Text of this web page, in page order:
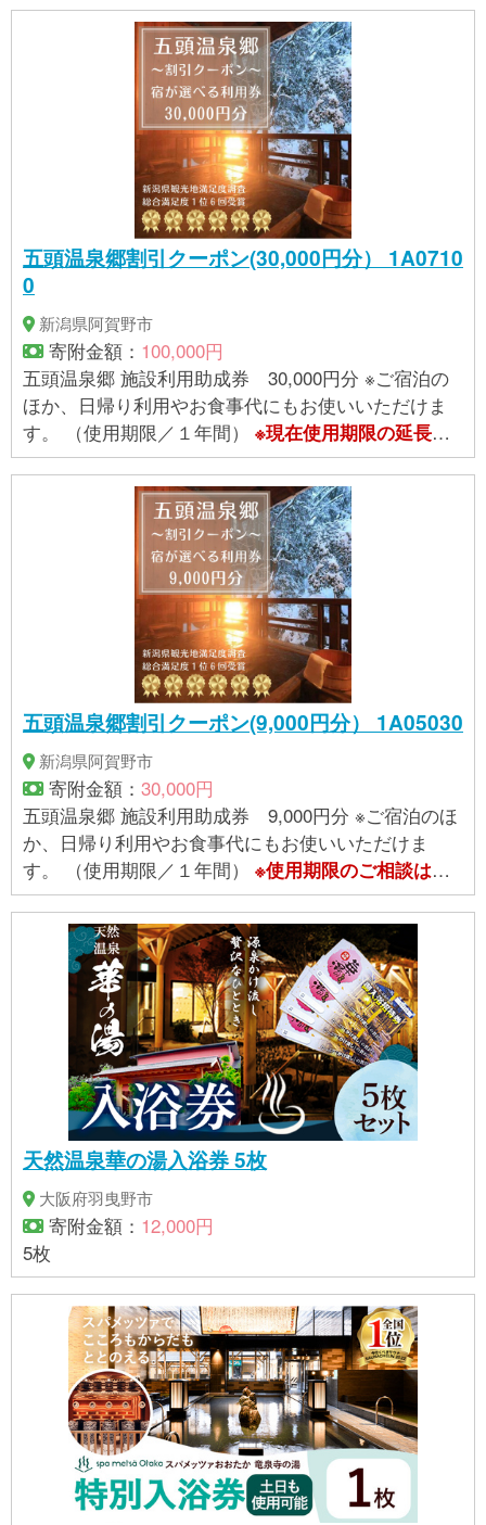
五頭温泉郷割引クーポン(30,000円分） 1A0710
0
新潟県阿賀野市
寄附金額： 100,000円
五頭温泉郷 施設利用助成券 30,000円分 ※ご宿泊の
ほか、日帰り利用やお食事代にもお使いいただけま
す。 （使用期限／１年間） ※現在使用期限の延長措
置がとられています。詳細は提供事業者へお問合せ
五頭温泉郷割引クーポン(9,000円分） 1A05030
新潟県阿賀野市
寄附金額： 30,000円
五頭温泉郷 施設利用助成券 9,000円分 ※ご宿泊のほ
か、日帰り利用やお食事代にもお使いいただけま
す。 （使用期限／１年間） ※使用期限のご相談は提
供事業者へお問合せください。
天然温泉華の湯入浴券 5枚
大阪府羽曳野市
寄附金額： 12,000円
5枚